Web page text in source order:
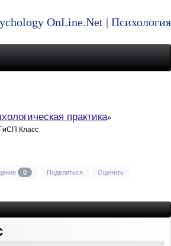
OnLine.Net |
практика
Класс
0 Поделиться Оценить